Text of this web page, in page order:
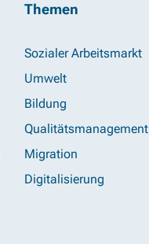
Themen
Sozialer Arbeitsmarkt
Umwelt
Bildung
Qualitätsmanagement
Migration
Digitalisierung